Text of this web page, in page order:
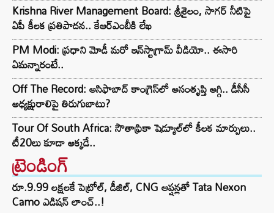
Krishna River Management Board: శ్రీశైలం, సాగర్ నీటిపై
ఏపీ కీలక ప్రతిపాదన.. కేఆర్ఎంబీకి లేఖ
PM Modi: ప్రధాని మోడీ మరో ఇన్‌స్టాగ్రామ్ వీడియో.. ఈసారి
ఏమన్నారంటే..
Off The Record: ఆసిఫాబాద్ కాంగ్రెస్‌లో అసంతృప్తి అగ్గి.. డీసీసీ
అధ్యక్షురాలిపై తిరుగుబాటు?
Tour Of South Africa: సౌతాఫ్రికా షెడ్యూల్‌లో కీలక మార్పులు..
టీ20లు కూడా అక్కడే..
ట్రెండింగ్‌
రూ.9.99 లక్షలకే పెట్రోల్, డీజిల్, CNG ఆప్షన్లతో Tata Nexon
Camo ఎడిషన్ లాంచ్..!